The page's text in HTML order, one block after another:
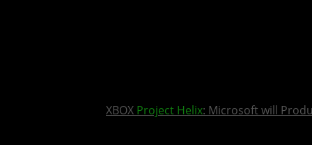
XBOX Project Helix: Microsoft will